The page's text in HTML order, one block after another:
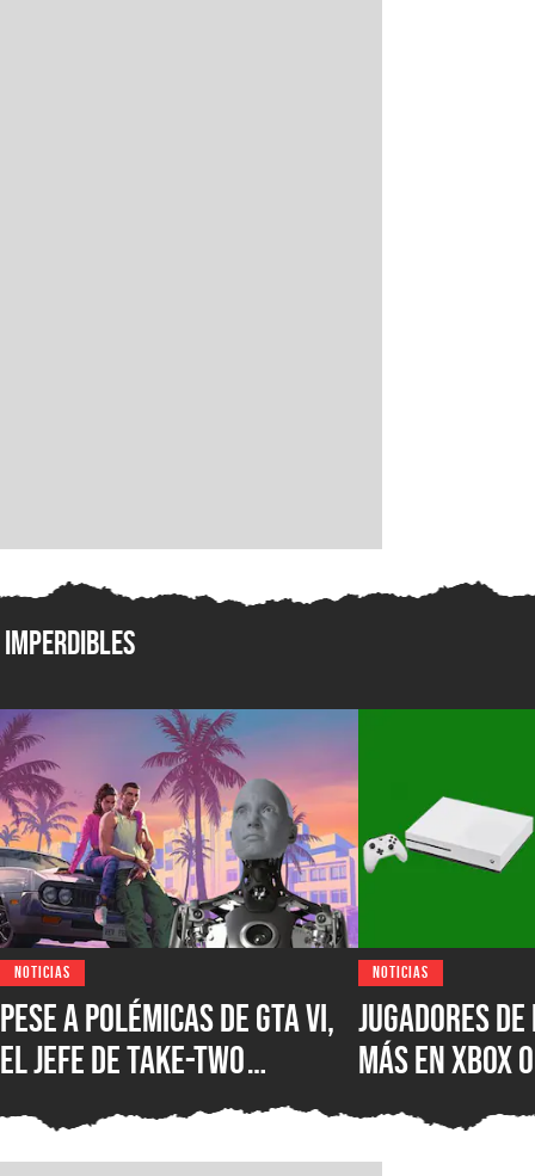
Imperdibles
NOTICIAS
Pese a polémicas de GTA VI,
el jefe de Take-Two
asegura que no creen en la
IA como sustituto de la
NOTICIAS
Jugadores de
más en XBOX
XBOX
muestra el